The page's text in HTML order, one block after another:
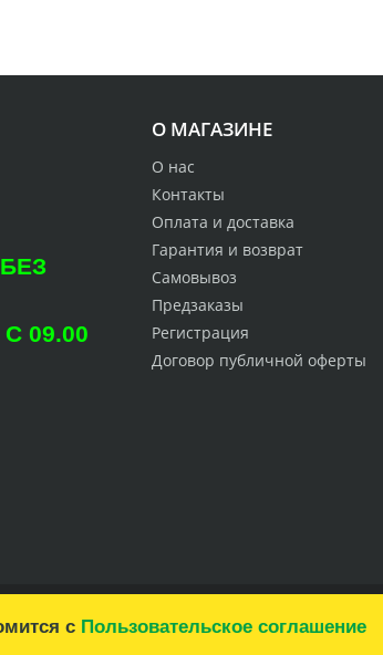
О МАГАЗИНЕ
О нас
Контакты
Оплата и доставка
Гарантия и возврат
Самовывоз
Предзаказы
Регистрация
Договор публичной оферты
09.00
с Пользовательское соглашение